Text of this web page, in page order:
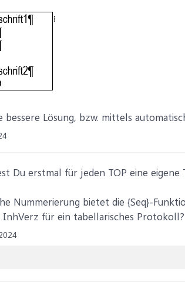
bessere Lösung, bzw. mittels
Du erstmal für jeden TOP eine
Nummerierung bietet die {Seq}-
InhVerz für ein tabellarisches